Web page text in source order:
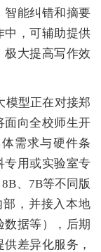
智能纠错和摘要
中，可辅助提供
极大提高写作效
模型正在对接郑
面向全校师生开
需求与硬件条
专用或实验室专
、7B等不同版
部，并接入本地
数据等），后期
差异化服务，